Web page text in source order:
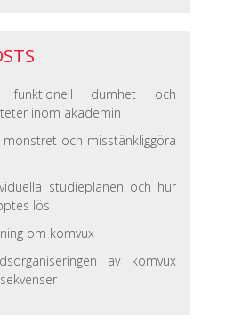
funktionell dumhet och
inom akademin
och misstänkliggöra
studieplanen och hur
lös
om komvux
av komvux